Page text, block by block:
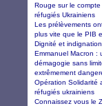
Rouge sur le
réfugiés Ukrainiens
Les prélèvements
plus vite que le PIB
Dignité et indignation
Emmanuel Macron :
démagogie sans
extrêmement
Opération Solidarité
réfugiés ukrainiens
Connaissez vous le